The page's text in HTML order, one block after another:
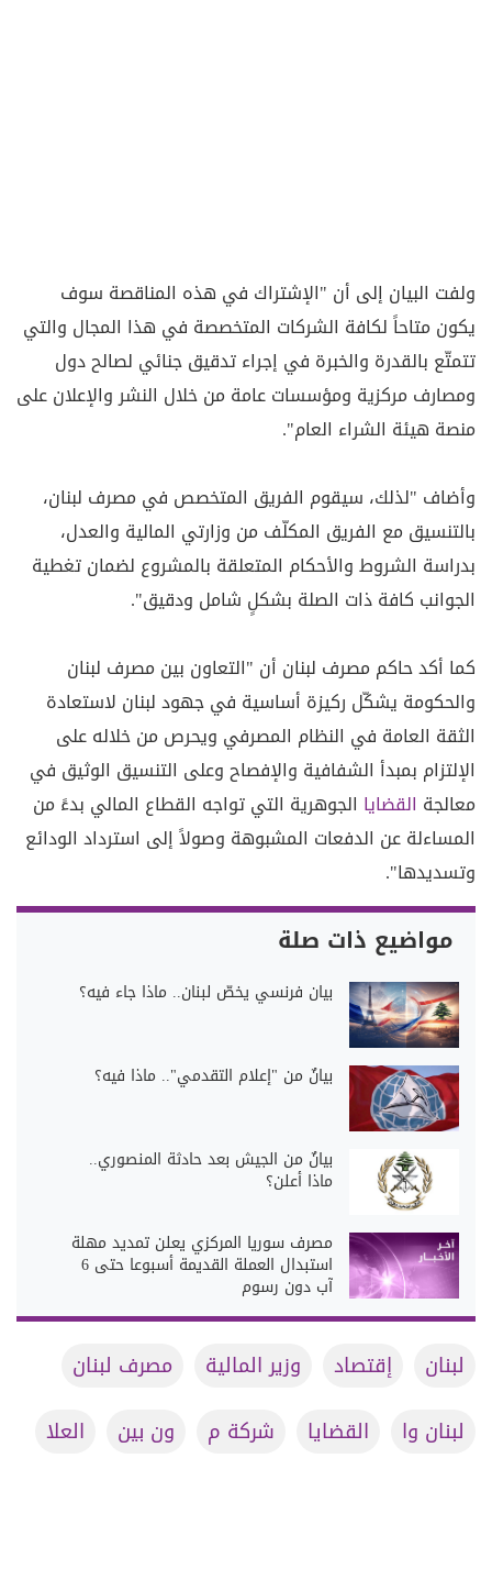
ولفت البيان إلى أن "الإشتراك في هذه المناقصة سوف
يكون متاحاً لكافة الشركات المتخصصة في هذا المجال والتي
تتمتّع بالقدرة والخبرة في إجراء تدقيق جنائي لصالح دول
ومصارف مركزية ومؤسسات عامة من خلال النشر والإعلان على
منصة هيئة الشراء العام".
وأضاف "لذلك، سيقوم الفريق المتخصص في مصرف لبنان،
بالتنسيق مع الفريق المكلّف من وزارتي المالية والعدل،
بدراسة الشروط والأحكام المتعلقة بالمشروع لضمان تغطية
الجوانب كافة ذات الصلة بشكلٍ شامل ودقيق".
كما أكد حاكم مصرف لبنان أن "التعاون بين مصرف لبنان
والحكومة يشكّل ركيزة أساسية في جهود لبنان لاستعادة
الثقة العامة في النظام المصرفي ويحرص من خلاله على
الإلتزام بمبدأ الشفافية والإفصاح وعلى التنسيق الوثيق في
معالجة القضايا الجوهرية التي تواجه القطاع المالي بدءً من
المساءلة عن الدفعات المشبوهة وصولاً إلى استرداد الودائع
وتسديدها".
مواضيع ذات صلة
بيان فرنسي يخصّ لبنان.. ماذا جاء فيه؟
بيانٌ من "إعلام التقدمي".. ماذا فيه؟
بيانٌ من الجيش بعد حادثة المنصوري..
ماذا أعلن؟
مصرف سوريا المركزي يعلن تمديد مهلة
استبدال العملة القديمة أسبوعا حتى 6
آب دون رسوم
لبنان إقتصاد وزير المالية
مصرف لبنان
لبنان وا
القضايا شركة م ون بين العلا